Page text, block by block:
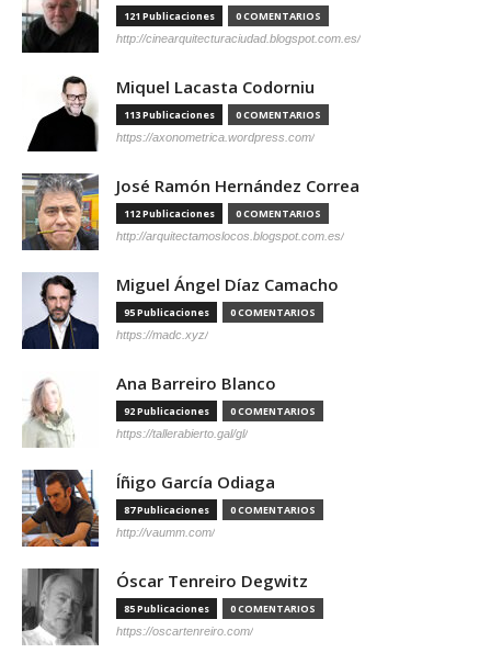
121 Publicaciones 0 COMENTARIOS
http://cinearquitecturaciudad.blogspot.com.es/
Miquel Lacasta Codorniu
113 Publicaciones 0 COMENTARIOS
https://axonometrica.wordpress.com/
José Ramón Hernández Correa
112 Publicaciones 0 COMENTARIOS
http://arquitectamoslocos.blogspot.com.es/
Miguel Ángel Díaz Camacho
95 Publicaciones 0 COMENTARIOS
https://madc.xyz/
Ana Barreiro Blanco
92 Publicaciones 0 COMENTARIOS
https://tallerabierto.gal/gl/
Íñigo García Odiaga
87 Publicaciones 0 COMENTARIOS
http://vaumm.com/
Óscar Tenreiro Degwitz
85 Publicaciones 0 COMENTARIOS
https://oscartenreiro.com/